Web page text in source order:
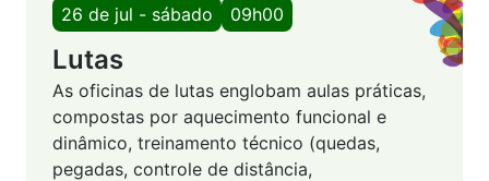
26 de jul - sábado 09h00
Lutas
As oficinas de lutas englobam aulas práticas,
compostas por aquecimento funcional e
dinâmico, treinamento técnico (quedas,
pegadas, controle de distância,